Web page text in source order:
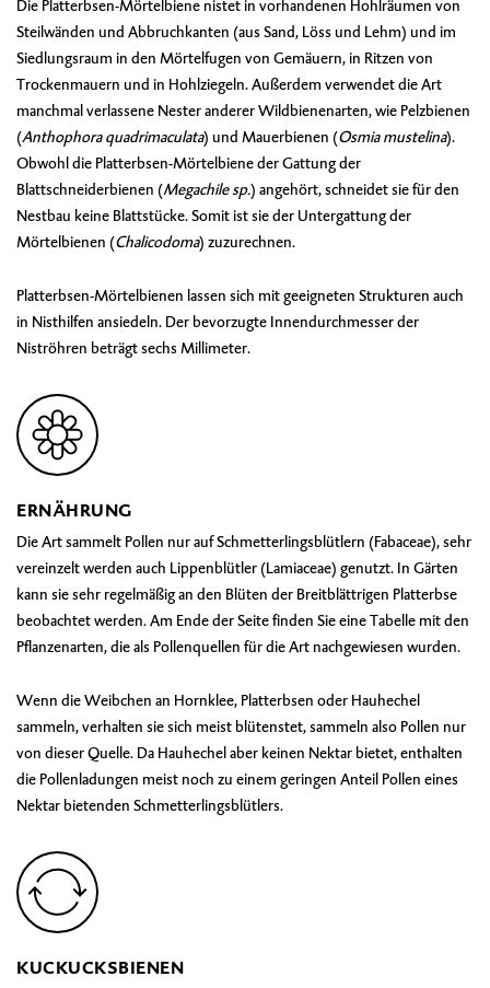
Die Platterbsen-Mörtelbiene nistet in vorhandenen Hohlräumen von
Steilwänden und Abbruchkanten (aus Sand, Löss und Lehm) und im
Siedlungsraum in den Mörtelfugen von Gemäuern, in Ritzen von
Trockenmauern und in Hohlziegeln. Außerdem verwendet die Art
manchmal verlassene Nester anderer Wildbienenarten, wie Pelzbienen
(Anthophora quadrimaculata) und Mauerbienen (Osmia mustelina).
Obwohl die Platterbsen-Mörtelbiene der Gattung der
Blattschneiderbienen (Megachile sp.) angehört, schneidet sie für den
Nestbau keine Blattstücke. Somit ist sie der Untergattung der
Mörtelbienen (Chalicodoma) zuzurechnen.
Platterbsen-Mörtelbienen lassen sich mit geeigneten Strukturen auch
in Nisthilfen ansiedeln. Der bevorzugte Innendurchmesser der
Niströhren beträgt sechs Millimeter.
ERNÄHRUNG
Die Art sammelt Pollen nur auf Schmetterlingsblütlern (Fabaceae), sehr
vereinzelt werden auch Lippenblütler (Lamiaceae) genutzt. In Gärten
kann sie sehr regelmäßig an den Blüten der Breitblättrigen Platterbse
beobachtet werden. Am Ende der Seite finden Sie eine Tabelle mit den
Pflanzenarten, die als Pollenquellen für die Art nachgewiesen wurden.
Wenn die Weibchen an Hornklee, Platterbsen oder Hauhechel
sammeln, verhalten sie sich meist blütenstet, sammeln also Pollen nur
von dieser Quelle. Da Hauhechel aber keinen Nektar bietet, enthalten
die Pollenladungen meist noch zu einem geringen Anteil Pollen eines
Nektar bietenden Schmetterlingsblütlers.
KUCKUCKSBIENEN